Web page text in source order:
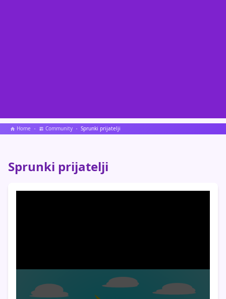
Home Community Sprunki prijatelji
Sprunki prijatelji